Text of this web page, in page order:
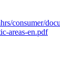
consumer/
areas-en.pdf